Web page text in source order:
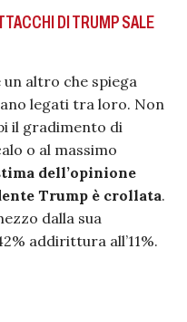
DI TRUMP SALE
un altro che spiega
legati tra loro. Non
il gradimento di
o al massimo
dell’opinione
Trump è crollata.
dalla sua
addirittura all’11%.